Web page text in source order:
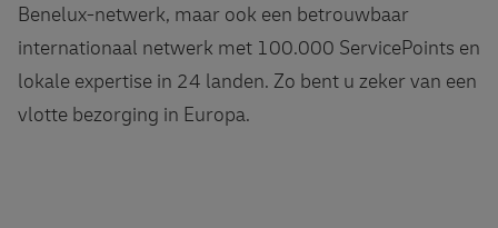
Benelux-netwerk, maar ook een betrouwbaar
internationaal netwerk met 100.000 ServicePoints en
lokale expertise in 24 landen. Zo bent u zeker van een
vlotte bezorging in Europa.